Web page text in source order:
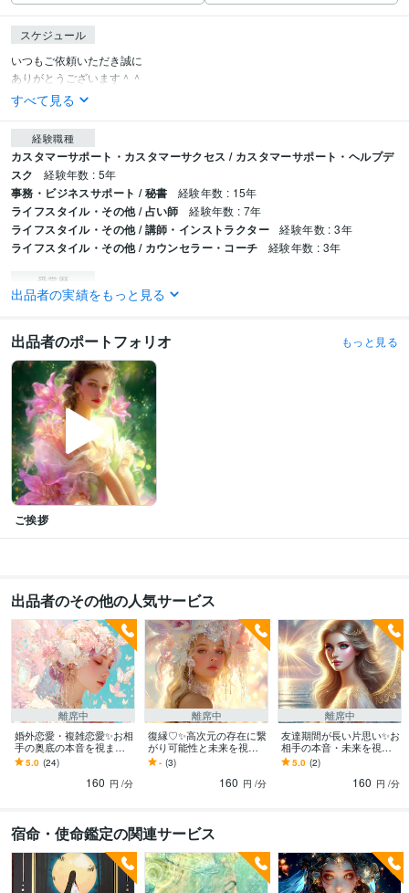
スケジュール
いつもご依頼いただき誠に
ありがとうございます＾＾
すべて見る
経験職種
カスタマーサポート・カスタマーサクセス / カスタマーサポート・ヘルプデ
スク
経験年数 : 5年
事務・ビジネスサポート / 秘書 経験年数 : 15年
ライフスタイル・その他 / 占い師 経験年数 : 7年
ライフスタイル・その他 / 講師・インストラクター 経験年数 : 3年
ライフスタイル・その他 / カウンセラー・コーチ 経験年数 : 3年
受賞歴
ココナラ電話相談開始 ココナラ出品者ランク　ゴールドランク到達（販売
目）
資格・検定
実用英語技能検定2級 取得年 : 1979年
ビジネス・クリエイティブツール
ペライチ:5年 Excel:25年Google スプレッドシート:10年
Word:25年Filmora:1年Canva:2年
得意分野
占い 【タロットカード(易占、西洋)占い鑑定】
起業、副業等
係・・・家族、友人、職場、学校等 ●人生・・・生き方、天職適職、将来
語学力
英語 日常会話レベル
出品者の実績をもっと見る
出品者のポートフォリオ もっと見る
ご挨拶
出品者のその他の人気サービス
離席中
婚外恋愛・複雑恋愛✨お相
手の奥底の本音を視ます
お相手の気持ち・決断
は？✨私たちは幸せな成就
5.0 (24)
160 円 /分
離席中
復縁♡✨高次元の存在に繋
がり可能性と未来を視ま
す 再び愛し合える可能性
✨忘れられないあの人✨幸
せな未来はある？
- (3)
160 円 /分
離席中
友達期間が長い片思い✨お
相手の本音・未来を視ま
す 二人の関係が進まない
のは何故？✨恋人を目指す
ための愛の道標✨
5.0 (2)
160 円 /分
宿命・使命鑑定の関連サービス